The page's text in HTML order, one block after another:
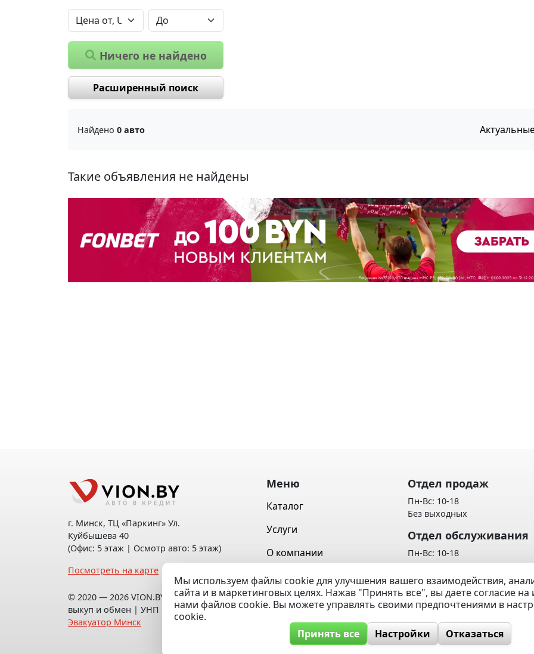
Ничего не найдено
Расширенный поиск
Найдено 0 авто
Такие объявления не найдены
г. Минск, ТЦ «Паркинг» Ул.
Куйбышева 40
(Офис: 5 этаж | Осмотр авто: 5 этаж)
Посмотреть на карте
© 2020 — 2026 VION.BY — Продажа,
выкуп и обмен | УНП 192961100 |
Эвакуатор Минск
Меню
Каталог
Услуги
О компании
Контакты
Вопрос / Ответ
Отдел продаж
Пн-Вс: 10-18
Без выходных
Отдел обслуживания
Пн-Вс: 10-18
Без выходных
Политика обработки
данных
Мы используем файлы cookie для улучшения вашего взаимодействия,
сайта и в маркетинговых целях. Нажав "Принять все", вы даете согласие
нами файлов cookie. Вы можете управлять своими предпочтениями в
cookie.
Принять все
Настройки Отказаться